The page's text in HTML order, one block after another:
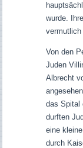
wurde.
vermutlich
Von den
Juden
Albrecht
das Spital
durften
eine
durch